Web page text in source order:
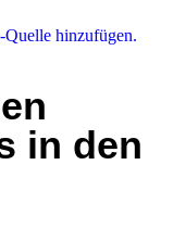
hinzufügen.
in den